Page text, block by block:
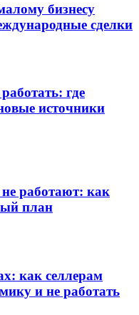
бизнесу
сделки
где
источники
работают: как
план
как селлерам
и не работать